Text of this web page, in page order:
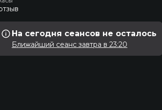
На сегодня сеансов не осталось
Ближайший сеанс завтра в 23:20